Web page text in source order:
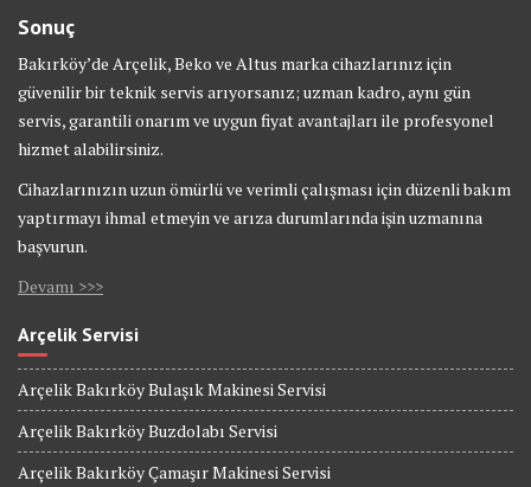
Sonuç
Bakırköy’de Arçelik, Beko ve Altus marka cihazlarınız için
güvenilir bir teknik servis arıyorsanız; uzman kadro, aynı gün
servis, garantili onarım ve uygun fiyat avantajları ile profesyonel
hizmet alabilirsiniz.
Cihazlarınızın uzun ömürlü ve verimli çalışması için düzenli bakım
yaptırmayı ihmal etmeyin ve arıza durumlarında işin uzmanına
başvurun.
Devamı >>>
Arçelik Servisi
Arçelik Bakırköy Bulaşık Makinesi Servisi
Arçelik Bakırköy Buzdolabı Servisi
Arçelik Bakırköy Çamaşır Makinesi Servisi